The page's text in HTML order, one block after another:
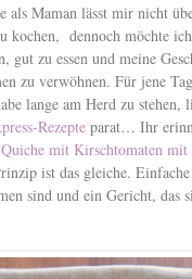
als Maman lässt mir nicht
kochen, dennoch möchte
gut zu essen und meine
zu verwöhnen. Für jene
lange am Herd zu stehen,
Rezepte parat… Ihr
Quiche mit Kirschtomaten
ist das gleiche.
sind und ein Gericht, das